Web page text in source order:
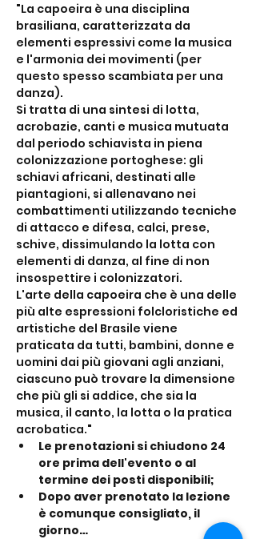
"La capoeira è una disciplina
brasiliana, caratterizzata da
elementi espressivi come la musica
e l'armonia dei movimenti (per
questo spesso scambiata per una
danza).
Si tratta di una sintesi di lotta,
acrobazie, canti e musica mutuata
dal periodo schiavista in piena
colonizzazione portoghese: gli
schiavi africani, destinati alle
piantagioni, si allenavano nei
combattimenti utilizzando tecniche
di attacco e difesa, calci, prese,
schive, dissimulando la lotta con
elementi di danza, al fine di non
insospettire i colonizzatori.
L'arte della capoeira che è una delle
più alte espressioni folcloristiche ed
artistiche del Brasile viene
praticata da tutti, bambini, donne e
uomini dai più giovani agli anziani,
ciascuno può trovare la dimensione
che più gli si addice, che sia la
musica, il canto, la lotta o la pratica
acrobatica."
Le prenotazioni si chiudono 24
ore prima dell'evento o al
termine dei posti disponibili;
Dopo aver prenotato la lezione
è comunque consigliato, il
giorno…